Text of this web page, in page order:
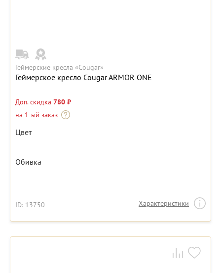
Геймерские кресла «Cougar»
Геймерское кресло Cougar ARMOR ONE
Доп. скидка 780 ₽
на 1-ый заказ
Цвет
Обивка
ID: 13750 Характеристики